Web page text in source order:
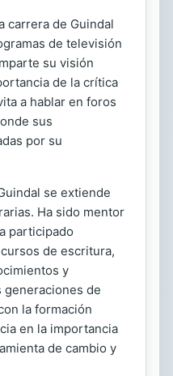
carrera de Guindal
de televisión
su visión
de la crítica
a hablar en foros
sus
por su
se extiende
Ha sido mentor
participado
de escritura,
y
generaciones de
la formación
en la importancia
de cambio y